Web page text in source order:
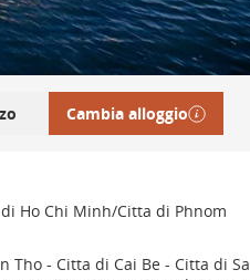
Cambia alloggio
Ho Chi Minh/Citta di Phnom
Tho - Citta di Cai Be - Citta di Sa